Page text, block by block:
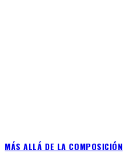
MÁS ALLÁ DE LA COMPOSICIÓN